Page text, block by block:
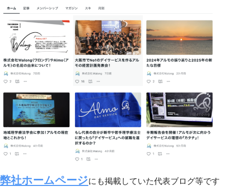
弊社ホームページにも掲載していた代表ブログ等です